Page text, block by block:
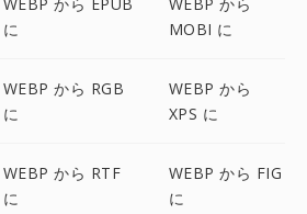
に
MOBI に
WEBP から RGB
に
WEBP から
XPS に
WEBP から RTF
に
WEBP から FIG
に